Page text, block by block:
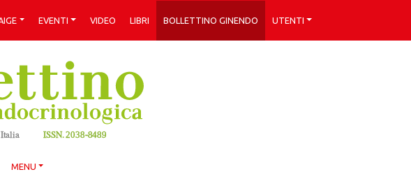
EVENTI VIDEO LIBRI BOLLETTINO GINENDO UTENTI
MENU